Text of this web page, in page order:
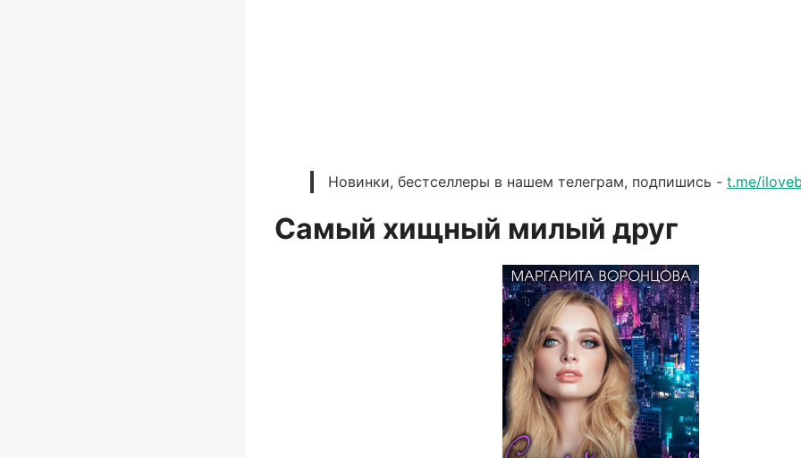
Новинки, бестселлеры в нашем телеграм, подпишись - t.me/
Самый хищный милый друг